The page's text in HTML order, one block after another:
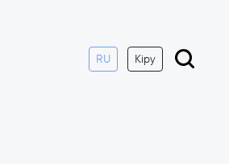
RU Кіру